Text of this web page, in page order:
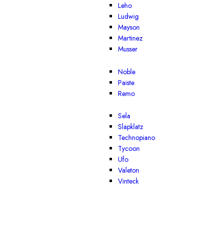
Leho
Ludwig
Mayson
Martinez
Musser
Noble
Paiste
Remo
Sela
Slapklatz
Technopiano
Tycoon
Ufo
Valeton
Vinteck